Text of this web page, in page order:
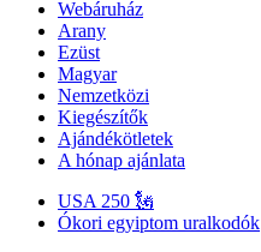
Webáruház
Arany
Ezüst
Magyar
Nemzetközi
Kiegészítők
Ajándékötletek
A hónap ajánlata
USA 250 🗽
Ókori egyiptom uralkodók